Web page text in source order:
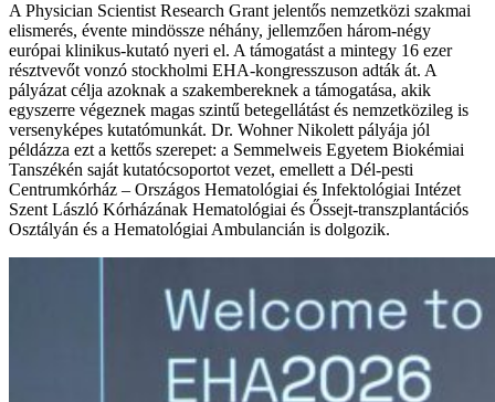
A Physician Scientist Research Grant jelentős nemzetközi szakmai
elismerés, évente mindössze néhány, jellemzően három-négy
európai klinikus-kutató nyeri el. A támogatást a mintegy 16 ezer
résztvevőt vonzó stockholmi EHA-kongresszuson adták át. A
pályázat célja azoknak a szakembereknek a támogatása, akik
egyszerre végeznek magas szintű betegellátást és nemzetközileg is
versenyképes kutatómunkát. Dr. Wohner Nikolett pályája jól
példázza ezt a kettős szerepet: a Semmelweis Egyetem Biokémiai
Tanszékén saját kutatócsoportot vezet, emellett a Dél-pesti
Centrumkórház – Országos Hematológiai és Infektológiai Intézet
Szent László Kórházának Hematológiai és Őssejt-transzplantációs
Osztályán és a Hematológiai Ambulancián is dolgozik.